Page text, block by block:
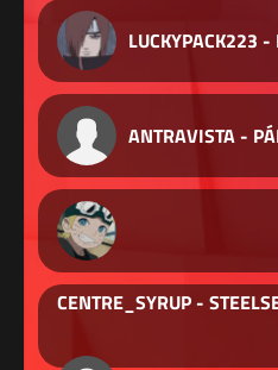
LUCKYPACK223 -
ANTRAVISTA -
CENTRE_SYRUP -